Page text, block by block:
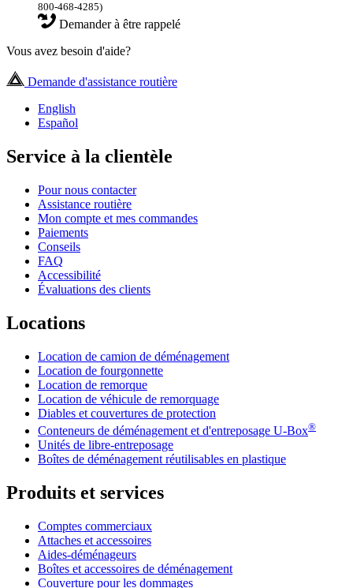
800-468-4285)
Demander à être rappelé
Vous avez besoin d'aide?
Demande d'assistance routière
English
Español
Service à la clientèle
Pour nous contacter
Assistance routière
Mon compte et mes commandes
Paiements
Conseils
FAQ
Accessibilité
Évaluations des clients
Locations
Location de camion de déménagement
Location de fourgonnette
Location de remorque
Location de véhicule de remorquage
Diables et couvertures de protection
Conteneurs de déménagement et d'entreposage U-Box®
Unités de libre-entreposage
Boîtes de déménagement réutilisables en plastique
Produits et services
Comptes commerciaux
Attaches et accessoires
Aides-déménageurs
Boîtes et accessoires de déménagement
Couverture pour les dommages